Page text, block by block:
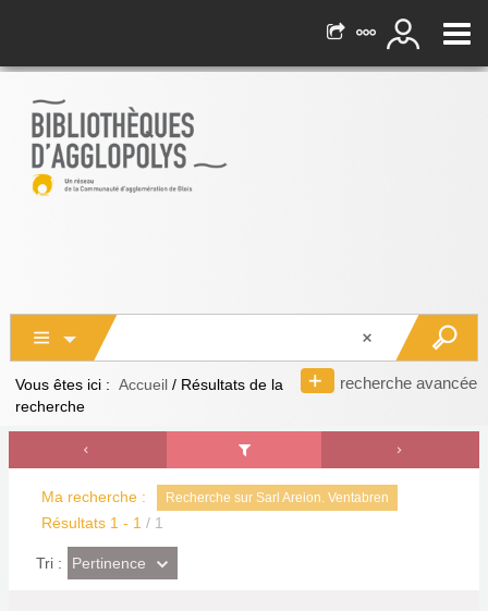
recherche avancée
Vous êtes ici : Accueil / Résultats de la
recherche
Ma recherche : Recherche sur Sarl Areion. Ventabren
Résultats 1 - 1 / 1
Tri : (Effet
imédiat)
Pertinence